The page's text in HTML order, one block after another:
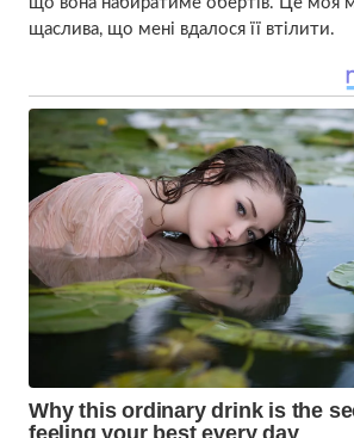
щаслива, що мені вдалося її втілити.